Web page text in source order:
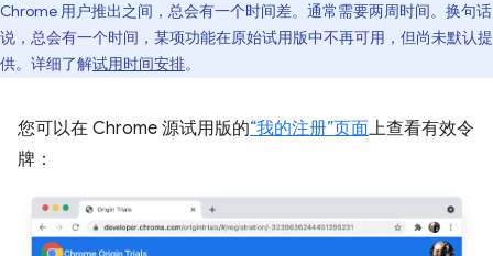
Chrome 用户推出之间，总会有一个时间差。通常需要两周时间。换句话
说，总会有一个时间，某项功能在原始试用版中不再可用，但尚未默认提
供。详细了解试用时间安排。
您可以在 Chrome 源试用版的“我的注册”页面上查看有效令
牌：